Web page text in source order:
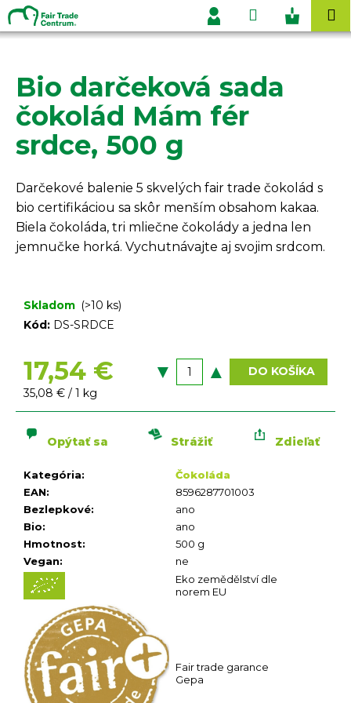
Prejsť
na
obsah
Hľadať
Prihlásenie
Bio darčeková sada
čokolád Mám fér
srdce, 500 g
Darčekové balenie 5 skvelých fair trade čokolád s
bio certifikáciou sa skôr menším obsahom kakaa.
Biela čokoláda, tri mliečne čokolády a jedna len
jemnučke horká. Vychutnávajte aj svojim srdcom.
Skladom (>10 ks)
Kód: DS-SRDCE
17,54 €
Jednotková
cena:
35,08 € / 1 kg
DO KOŠÍKA
Kategória:
Čokoláda
EAN:
8596287701003
Bezlepkové:
ano
Bio:
ano
Hmotnost:
500 g
Vegan:
ne
Eko zemědělství dle
norem EU
Fair trade garance
Gepa
Opýtať sa Strážiť Zdieľať
K
o
Späť
Späť
Č
o
p
o
r
e
b
u
t
e
á
s
ú